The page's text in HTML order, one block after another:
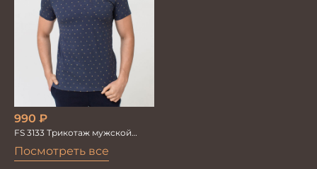
Посмотреть все
990 ₽
FS 3133 Трикотаж мужской